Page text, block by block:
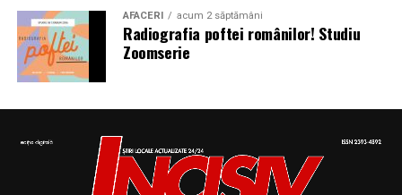
– 1807: S-a născut Constantin Lecca, pictor, tipograf,
editor, scriitor, traducător şi profesor; ctitorul primei
tipografii (19.IX.1837) şi al primului periodic din
în domeniul portretisticii, al picturii religioase (în stil
occidental) şi al picturii cu tematică istorică; participant
AFACERI acum 2 săptămâni
Radiografia poftei românilor! Studiu
Zoomserie